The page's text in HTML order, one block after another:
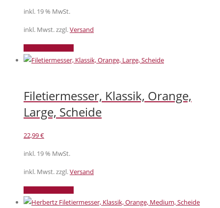
inkl. 19 % MwSt.
inkl. Mwst. zzgl.Versand
Filetiermesser, Klassik, Orange,
Large, Scheide
22,99€
inkl. 19 % MwSt.
inkl. Mwst. zzgl.Versand